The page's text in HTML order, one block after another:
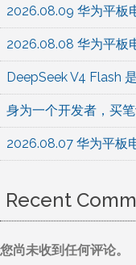
2026.08.09 华为平板
2026.08.08 华为平板
DeepSeek V4 Flash
身为一个开发者，买
2026.08.07 华为平板
Recent
您尚未收到任何评论。